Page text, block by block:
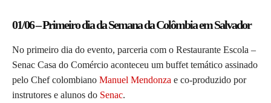
01/06 – Primeiro dia da Semana da Colômbia em Salvador
No primeiro dia do evento, parceria com o Restaurante Escola –
Senac Casa do Comércio aconteceu um buffet temático assinado
pelo Chef colombiano Manuel Mendonza e co-produzido por
instrutores e alunos do Senac.